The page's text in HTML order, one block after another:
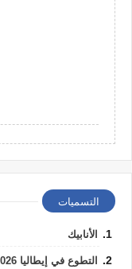
التسميات
الأنابيك
التطوع في إيطاليا 2026